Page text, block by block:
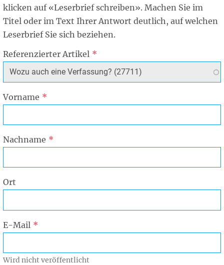
klicken auf «Leserbrief schreiben». Machen Sie im
Titel oder im Text Ihrer Antwort deutlich, auf welchen
Leserbrief Sie sich beziehen.
Referenzierter Artikel
Vorname
Nachname
Ort
E-Mail
Wird nicht veröffentlicht